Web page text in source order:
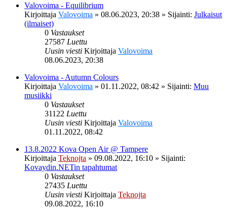
Valovoima - Equilibrium
Kirjoittaja Valovoima » 08.06.2023, 20:38 » Sijainti: Julkaisut
(ilmaiset)
0 Vastaukset
27587 Luettu
Uusin viesti Kirjoittaja Valovoima
08.06.2023, 20:38
Valovoima - Autumn Colours
Kirjoittaja Valovoima » 01.11.2022, 08:42 » Sijainti: Muu
musiikki
0 Vastaukset
31122 Luettu
Uusin viesti Kirjoittaja Valovoima
01.11.2022, 08:42
13.8.2022 Kova Open Air @ Tampere
Kirjoittaja Teknojta » 09.08.2022, 16:10 » Sijainti:
Kovaydin.NETin tapahtumat
0 Vastaukset
27435 Luettu
Uusin viesti Kirjoittaja Teknojta
09.08.2022, 16:10